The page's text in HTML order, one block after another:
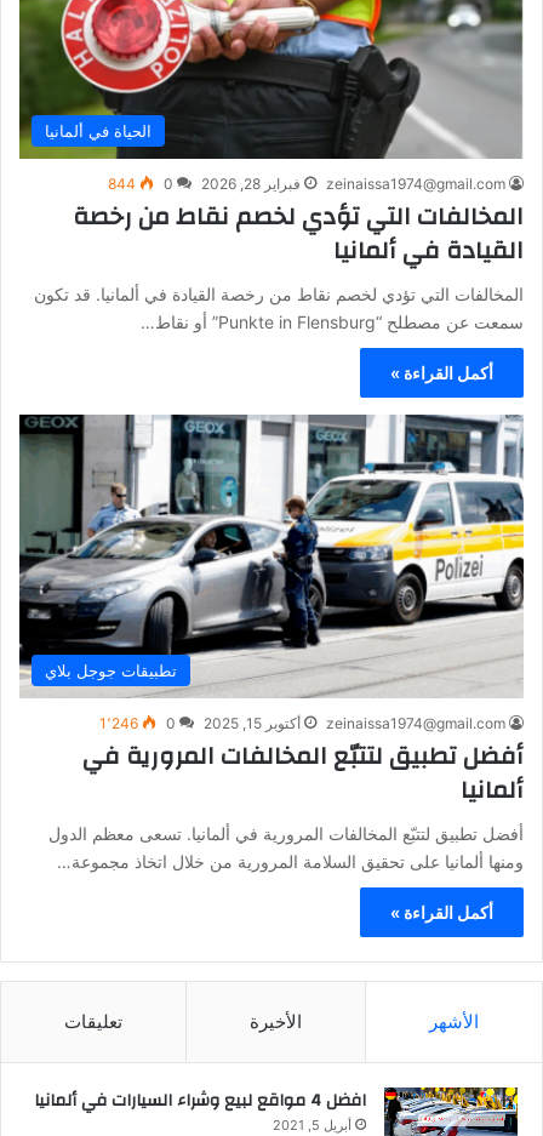
الحياة في ألمانيا
zeinaissa1974@gmail.com فبراير 28, 2026 0
844
المخالفات التي تؤدي لخصم نقاط من رخصة
القيادة في ألمانيا
المخالفات التي تؤدي لخصم نقاط من رخصة القيادة في ألمانيا. قد تكون
سمعت عن مصطلح “Punkte in Flensburg” أو نقاط…
أكمل القراءة »
تطبيقات جوجل بلاي
zeinaissa1974@gmail.com أكتوبر 15, 2025 0 1٬246
أفضل تطبيق لتتبّع المخالفات المرورية في
ألمانيا
أفضل تطبيق لتتبّع المخالفات المرورية في ألمانيا. تسعى معظم الدول
ومنها ألمانيا على تحقيق السلامة المرورية من خلال اتخاذ مجموعة…
أكمل القراءة »
الأشهر الأخيرة تعليقات
افضل 4 مواقع لبيع وشراء السيارات في ألمانيا
أبريل 5, 2021